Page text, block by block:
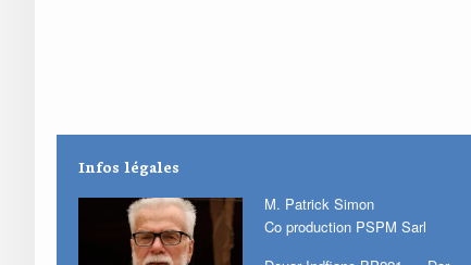
Infos légales
M. Patrick Simon
Co production PSPM Sarl